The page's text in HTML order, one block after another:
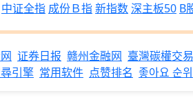
中证全指 成份Ｂ指新指数深主板50 B
证券日报 赣州金融网 臺灣碳權交
引擎 常用软件 点赞排名 좋아요 순위